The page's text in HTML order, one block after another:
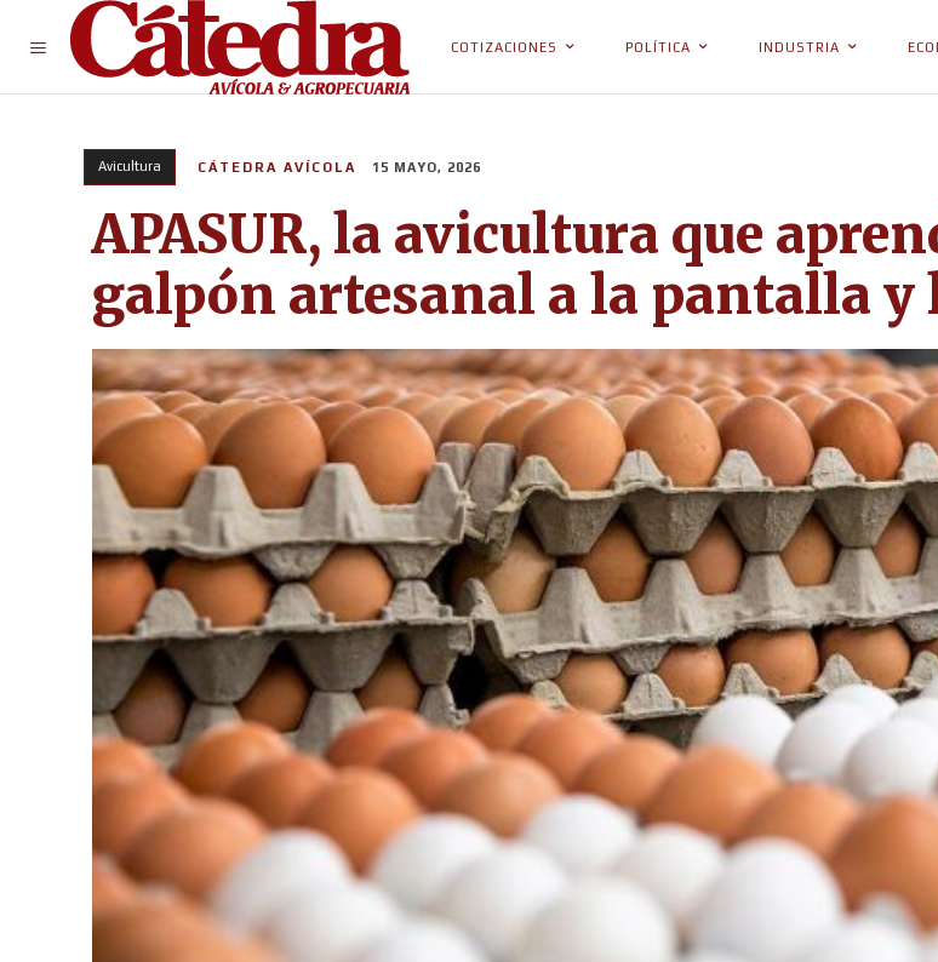
COTIZACIONES POLÍTICA INDUSTRIA
Avicultura CÁTEDRA AVÍCOLA 15 MAYO, 2026
APASUR, la avicultura que
galpón artesanal a la pantalla y